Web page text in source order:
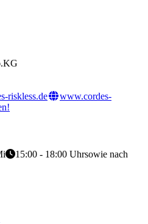
riskless.de
www.cordes-
15:00 - 18:00 Uhrsowie nach